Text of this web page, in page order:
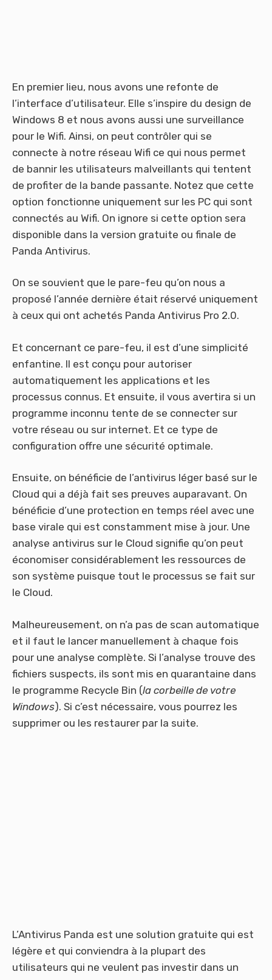
En premier lieu, nous avons une refonte de
l’interface d’utilisateur. Elle s’inspire du design de
Windows 8 et nous avons aussi une surveillance
pour le Wifi. Ainsi, on peut contrôler qui se
connecte à notre réseau Wifi ce qui nous permet
de bannir les utilisateurs malveillants qui tentent
de profiter de la bande passante. Notez que cette
option fonctionne uniquement sur les PC qui sont
connectés au Wifi. On ignore si cette option sera
disponible dans la version gratuite ou finale de
Panda Antivirus.
On se souvient que le pare-feu qu’on nous a
proposé l’année dernière était réservé uniquement
à ceux qui ont achetés Panda Antivirus Pro 2.0.
Et concernant ce pare-feu, il est d’une simplicité
enfantine. Il est conçu pour autoriser
automatiquement les applications et les
processus connus. Et ensuite, il vous avertira si un
programme inconnu tente de se connecter sur
votre réseau ou sur internet. Et ce type de
configuration offre une sécurité optimale.
Ensuite, on bénéficie de l’antivirus léger basé sur le
Cloud qui a déjà fait ses preuves auparavant. On
bénéficie d’une protection en temps réel avec une
base virale qui est constamment mise à jour. Une
analyse antivirus sur le Cloud signifie qu’on peut
économiser considérablement les ressources de
son système puisque tout le processus se fait sur
le Cloud.
Malheureusement, on n’a pas de scan automatique
et il faut le lancer manuellement à chaque fois
pour une analyse complète. Si l’analyse trouve des
fichiers suspects, ils sont mis en quarantaine dans
le programme Recycle Bin (la corbeille de votre
Windows). Si c’est nécessaire, vous pourrez les
supprimer ou les restaurer par la suite.
L’Antivirus Panda est une solution gratuite qui est
légère et qui conviendra à la plupart des
utilisateurs qui ne veulent pas investir dans un